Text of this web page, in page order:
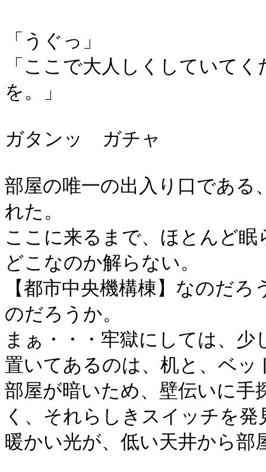
「うぐっ」
「ここで大人しくしていて
を。」
ガタンッ ガチャ
部屋の唯一の出入り口である
れた。
ここに来るまで、ほとんど
どこなのか解らない。
【都市中央機構棟】なのだ
のだろうか。
まぁ・・・牢獄にしては、
置いてあるのは、机と、ベッ
部屋が暗いため、壁伝いに
く、それらしきスイッチを
暖かい光が、低い天井から